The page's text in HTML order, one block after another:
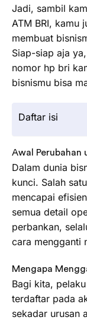
Jadi, sambil
ATM BRI, kamu
membuat
Siap-siap aja
nomor hp bri
bisnismu bisa
Daftar isi
Awal Perubahan
Dalam dunia
kunci. Salah
mencapai
semua detail
perbankan,
cara mengganti
Mengapa
Bagi kita,
terdaftar pada
sekadar urusan